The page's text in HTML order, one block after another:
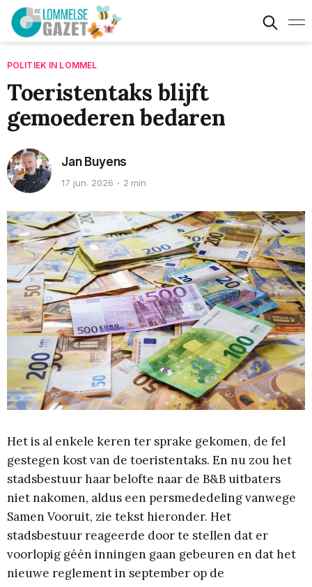
POLITIEK IN LOMMEL
Toeristentaks blijft
gemoederen bedaren
Jan Buyens
17 jun. 2026 2 min
Het is al enkele keren ter sprake gekomen, de fel
gestegen kost van de toeristentaks. En nu zou het
stadsbestuur haar belofte naar de B&B uitbaters
niet nakomen, aldus een persmededeling vanwege
Samen Vooruit, zie tekst hieronder. Het
stadsbestuur reageerde door te stellen dat er
voorlopig géén inningen gaan gebeuren en dat het
nieuwe reglement in september op de